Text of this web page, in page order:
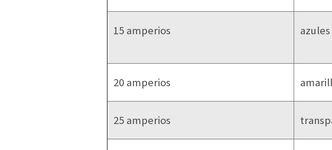
15 amperios azules
20 amperios
25 amperios